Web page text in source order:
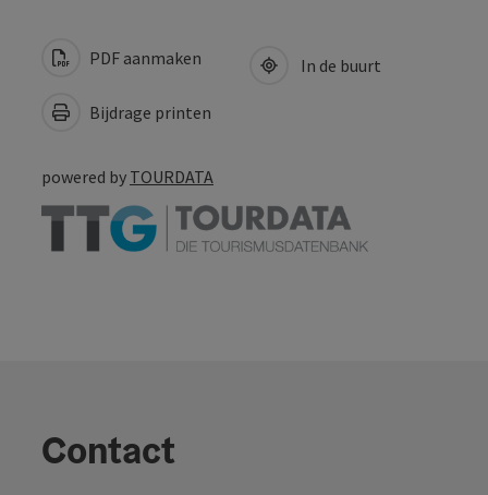
PDF aanmaken
Bijdrage printen
In de buurt
powered by TOURDATA
Contact